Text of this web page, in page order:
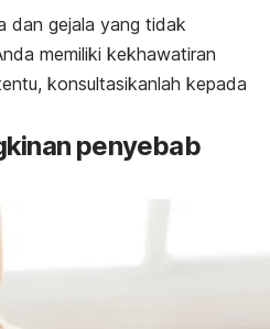
dan gejala yang tidak
memiliki kekhawatiran
konsultasikanlah kepada
penyebab